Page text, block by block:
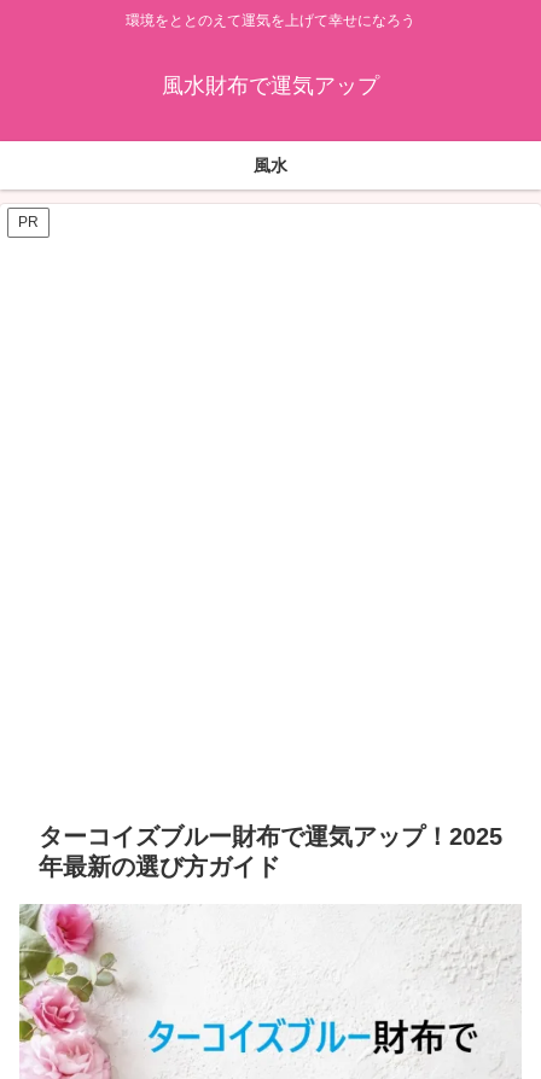
環境をととのえて運気を上げて幸せになろう
風水財布で運気アップ
風水
PR
ターコイズブルー財布で運気アップ！2025
年最新の選び方ガイド